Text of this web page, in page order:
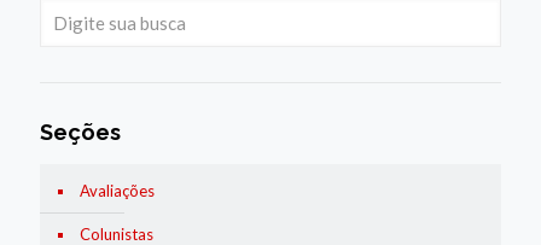
Seções
Avaliações
Colunistas